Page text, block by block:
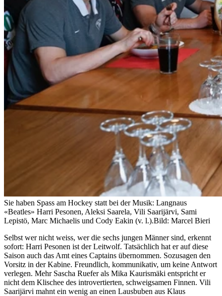
Sie haben Spass am Hockey statt bei der Musik: Langnaus
«Beatles» Harri Pesonen, Aleksi Saarela, Vili Saarijärvi, Sami
Lepistö, Marc Michaelis und Cody Eakin (v. l.).Bild: Marcel Bieri
Selbst wer nicht weiss, wer die sechs jungen Männer sind, erkennt
sofort: Harri Pesonen ist der Leitwolf. Tatsächlich hat er auf diese
Saison auch das Amt eines Captains übernommen. Sozusagen den
Vorsitz in der Kabine. Freundlich, kommunikativ, um keine Antwort
verlegen. Mehr Sascha Ruefer als Mika Kaurismäki entspricht er
nicht dem Klischee des introvertierten, schweigsamen Finnen. Vili
Saarijärvi mahnt ein wenig an einen Lausbuben aus Klaus